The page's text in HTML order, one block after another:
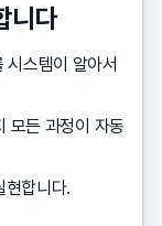
니다
스템이 알아서
모든 과정이 자동
현합니다.